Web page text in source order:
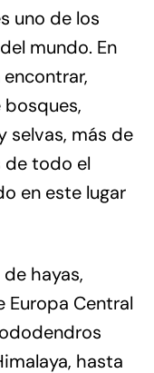
uno de los
mundo. En
selvas, más de
todo el
en este lugar
hayas,
Europa Central
hasta